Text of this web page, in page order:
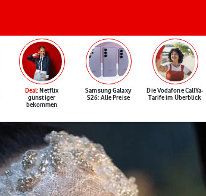
Deal: Netflix
günstiger
bekommen
Samsung Galaxy
S26: Alle Preise
Die Vodafone CallYa-
Tarife im Überblick